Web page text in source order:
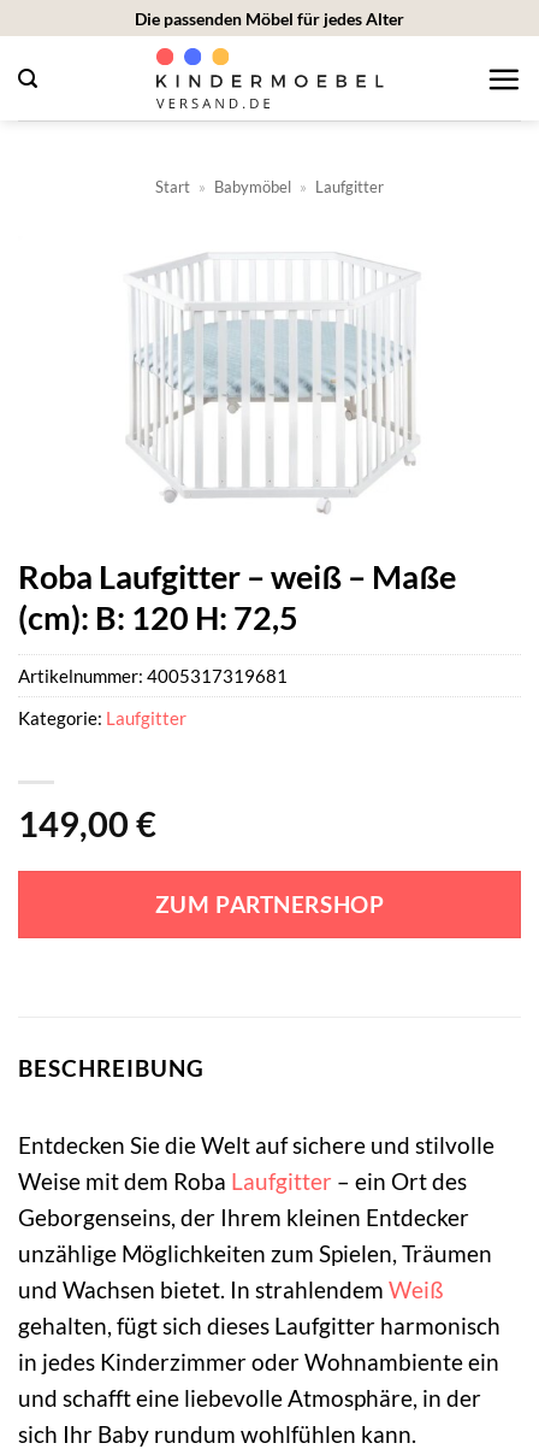
springen
Die passenden Möbel für jedes Alter
Start » Babymöbel » Laufgitter
Roba Laufgitter – weiß – Maße
(cm): B: 120 H: 72,5
149,00 €
ZUM PARTNERSHOP
Artikelnummer: 4005317319681
Kategorie: Laufgitter
BESCHREIBUNG
Entdecken Sie die Welt auf sichere und stilvolle
Weise mit dem Roba Laufgitter – ein Ort des
Geborgenseins, der Ihrem kleinen Entdecker
unzählige Möglichkeiten zum Spielen, Träumen
und Wachsen bietet. In strahlendem Weiß
gehalten, fügt sich dieses Laufgitter harmonisch
in jedes Kinderzimmer oder Wohnambiente ein
und schafft eine liebevolle Atmosphäre, in der
sich Ihr Baby rundum wohlfühlen kann.